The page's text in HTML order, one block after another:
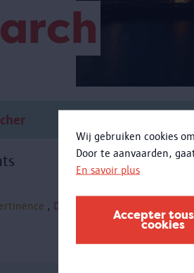
Wij gebruiken cookies
Door te aanvaarden,
En savoir plus
Accepter
cookies
Date